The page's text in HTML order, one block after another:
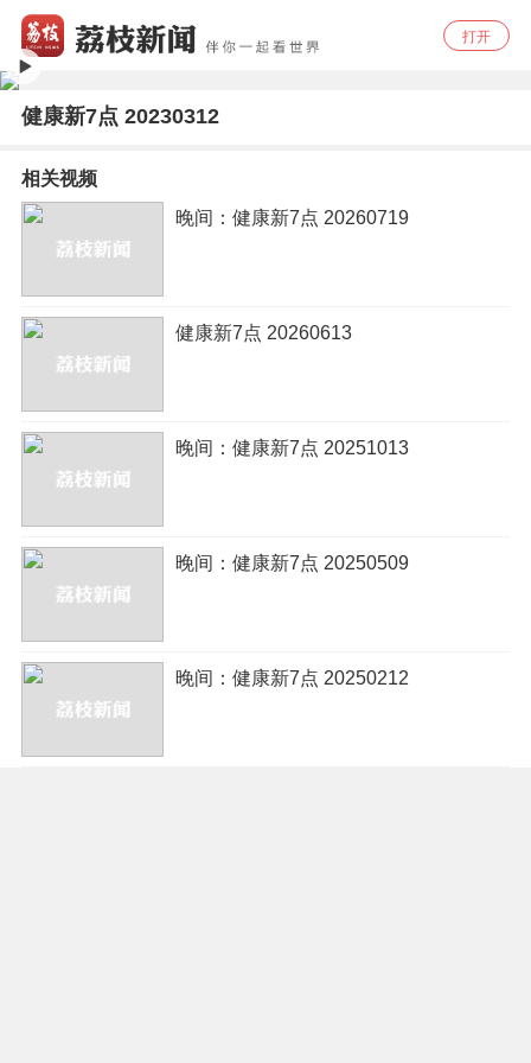
打开
健康新7点 20230312
相关视频
晚间：健康新7点 20260719
健康新7点 20260613
晚间：健康新7点 20251013
晚间：健康新7点 20250509
晚间：健康新7点 20250212